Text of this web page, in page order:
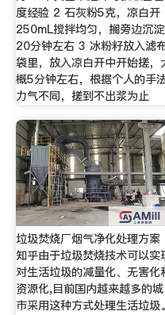
度经验 2 石灰粉5克，凉白开
250mL搅拌均匀，搁旁边沉淀
20分钟左右 3 冰粉籽放入滤
袋里，放入凉白开中开始搓，
概5分钟左右，根据个人的手
力气不同，搓到不出浆为止
垃圾焚烧厂烟气净化处理方
知乎由于垃圾焚烧技术可以实
对生活垃圾的减量化、无害化
资源化,目前国内越来越多的城
市采用这种方式处理生活垃圾。